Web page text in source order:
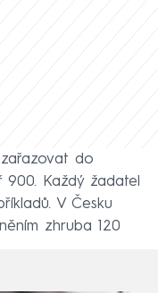
do
900. Každý žadatel
V Česku
zhruba 120